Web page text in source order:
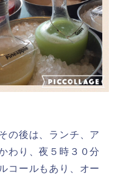
の後は、ランチ、ア
わり、夜５時３０分
コールもあり、オー